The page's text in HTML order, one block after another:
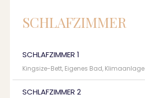
SCHLAFZIMMER
SCHLAFZIMMER 1
Kingsize-Bett, Eigenes Bad, Klimaanlage
SCHLAFZIMMER 2